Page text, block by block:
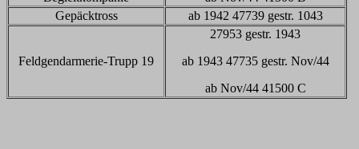
Gepäcktross
ab 1942 47739 gestr. 1043
Feldgendarmerie-Trupp 19
27953 gestr. 1943
ab 1943 47735 gestr. Nov/44
ab Nov/44 41500 C